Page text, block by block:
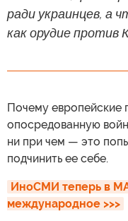
ради украинцев, а
как орудие против
Почему европейские
опосредованную
ни при чем — это
подчинить ее себе.
ИноСМИ теперь в
международное >>>